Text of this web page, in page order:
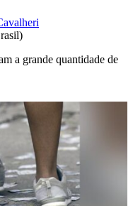
a grande quantidade de